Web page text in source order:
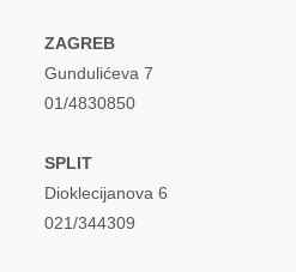
ZAGREB
Gundulićeva 7
01/4830850
SPLIT
Dioklecijanova 6
021/344309